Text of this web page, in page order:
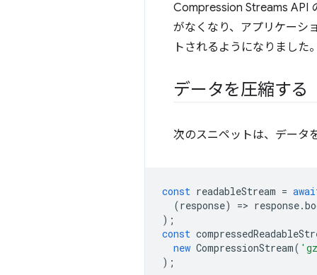
Compression Streams API
がなくなり、アプリケーシ
トされるようになりました
データを圧縮する
次のスニペットは、データ
const readableStream =
(response) => response.
);
const
new CompressionStream(
);